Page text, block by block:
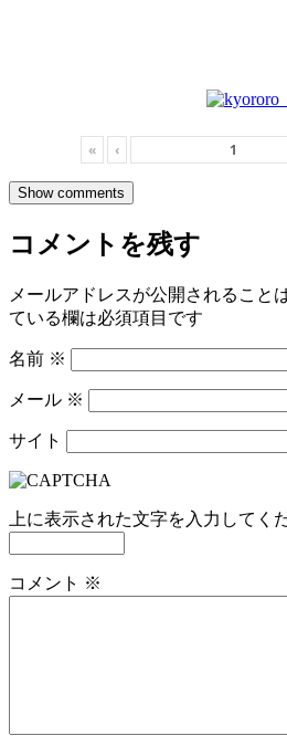
« ‹
Show comments
コメントを残す
メールアドレスが公開されること
ている欄は必須項目です
名前 ※
メール ※
サイト
上に表示された文字を入力してく
コメント ※